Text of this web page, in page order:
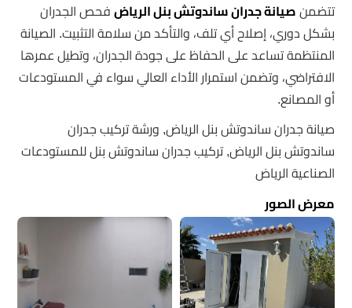
تتضمنصيانة جدران ساندوتش بنل الرياضفحص الجدران
بشكل دوري، إصلاح أي تلف، والتأكد من سلامة التثبيت. الصيانة
المنتظمة تساعد على الحفاظ على جودة الجدران، وتطيل عمرها
الافتراضي، وتضمن استمرار الأداء العالي سواء في المستودعات
أو المصانع.
صيانة جدران ساندوتش بنل الرياض, ورشة تركيب جدران
ساندوتش بنل الرياض, تركيب جدران ساندوتش بنل للمستودعات
الصناعية الرياض
معرض الصور